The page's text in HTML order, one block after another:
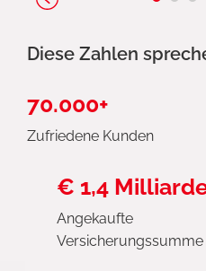
Diese Zahlen
70.000+
Zufriedene Kunden
€ 1,4
Angekaufte
Versicherungssumme